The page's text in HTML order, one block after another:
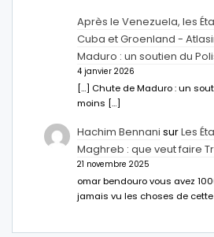
Après le Venezuela, les
Cuba et Groenland -
Maduro : un soutien du
4 janvier 2026
[…] Chute de Maduro : un
moins […]
Hachim Bennani surLes
Maghreb : que veut faire
21 novembre 2025
omar bendouro vous avez
jamais vu les choses de